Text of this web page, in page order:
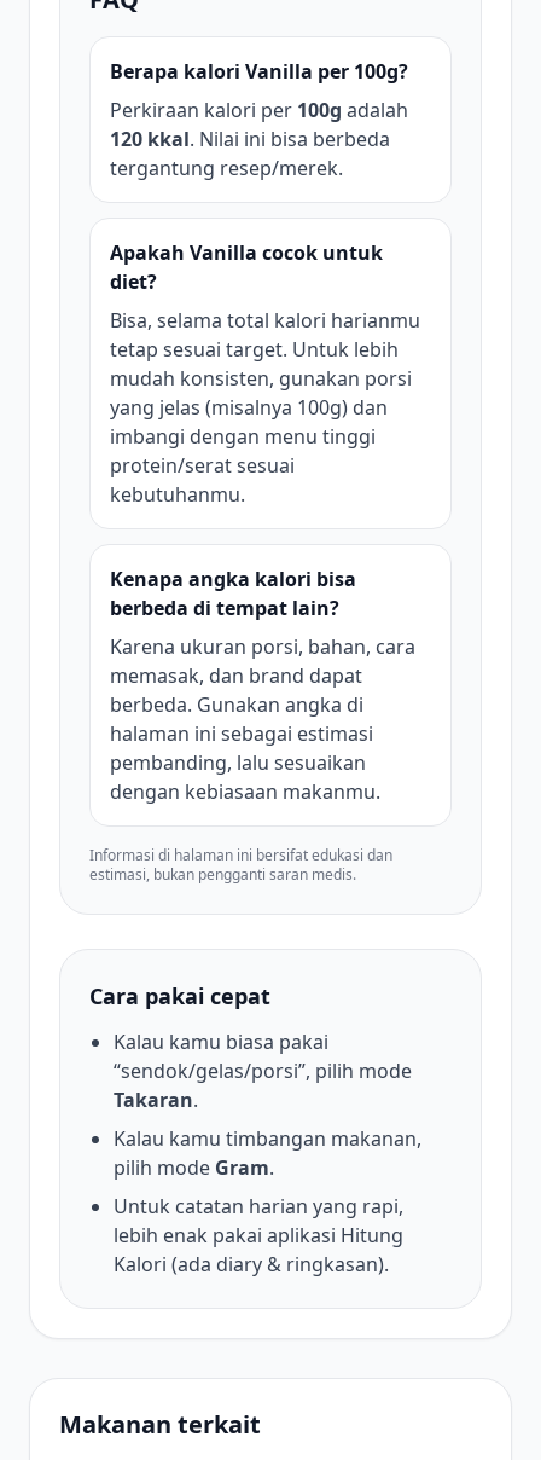
Berapa kalori Vanilla per 100g?
Perkiraan kalori per 100g adalah
120 kkal. Nilai ini bisa berbeda
tergantung resep/merek.
Apakah Vanilla cocok untuk
diet?
Bisa, selama total kalori harianmu
tetap sesuai target. Untuk lebih
mudah konsisten, gunakan porsi
yang jelas (misalnya 100g) dan
imbangi dengan menu tinggi
protein/serat sesuai
kebutuhanmu.
Kenapa angka kalori bisa
berbeda di tempat lain?
Karena ukuran porsi, bahan, cara
memasak, dan brand dapat
berbeda. Gunakan angka di
halaman ini sebagai estimasi
pembanding, lalu sesuaikan
dengan kebiasaan makanmu.
Informasi di halaman ini bersifat edukasi dan
estimasi, bukan pengganti saran medis.
Cara pakai cepat
Kalau kamu biasa pakai
“sendok/gelas/porsi”, pilih mode
Takaran.
Kalau kamu timbangan makanan,
pilih mode Gram.
Untuk catatan harian yang rapi,
lebih enak pakai aplikasi Hitung
Kalori (ada diary & ringkasan).
Makanan terkait